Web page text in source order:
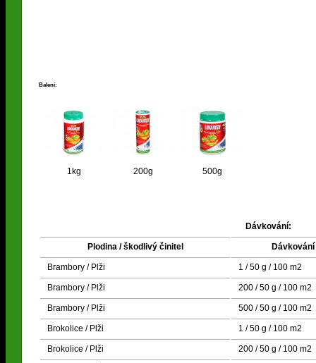
Balení:
1kg 200g 500g
Dávkování:
Plodina / škodlivý činitel Dávkování
Brambory / Plži 1 / 50 g / 100 m2
Brambory / Plži 200 / 50 g / 100 m2
Brambory / Plži 500 / 50 g / 100 m2
Brokolice / Plži 1 / 50 g / 100 m2
Brokolice / Plži 200 / 50 g / 100 m2